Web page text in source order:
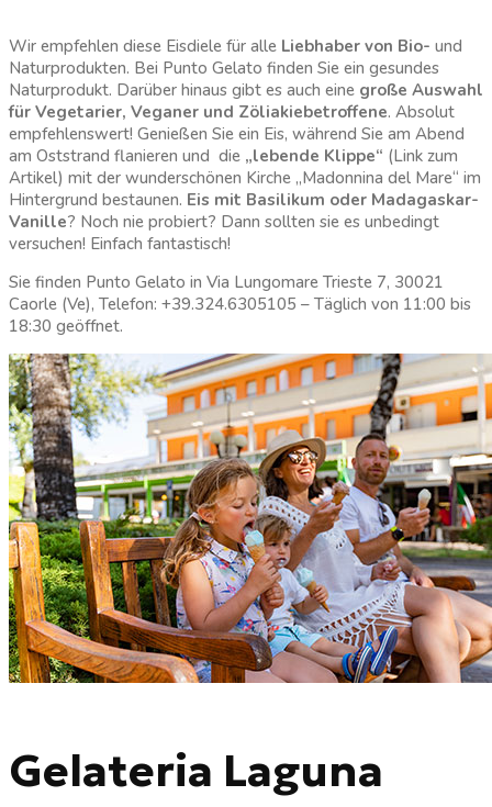
Wir empfehlen diese Eisdiele für alle Liebhaber von Bio- und
Naturprodukten. Bei Punto Gelato finden Sie ein gesundes
Naturprodukt. Darüber hinaus gibt es auch eine große Auswahl
für Vegetarier, Veganer und Zöliakiebetroffene. Absolut
empfehlenswert! Genießen Sie ein Eis, während Sie am Abend
am Oststrand flanieren und die „lebende Klippe“ (Link zum
Artikel) mit der wunderschönen Kirche „Madonnina del Mare“ im
Hintergrund bestaunen. Eis mit Basilikum oder Madagaskar-
Vanille? Noch nie probiert? Dann sollten sie es unbedingt
versuchen! Einfach fantastisch!
Sie finden Punto Gelato in Via Lungomare Trieste 7, 30021
Caorle (Ve), Telefon: +39.324.6305105 – Täglich von 11:00 bis
18:30 geöffnet.
Gelateria Laguna